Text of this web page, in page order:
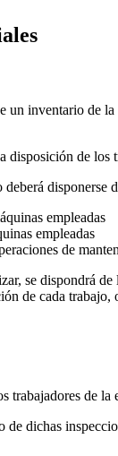
un inventario de
disposición de los
disponerse
empleadas
empleadas
de
se dispondrá
de cada
trabajadores de la
de dichas